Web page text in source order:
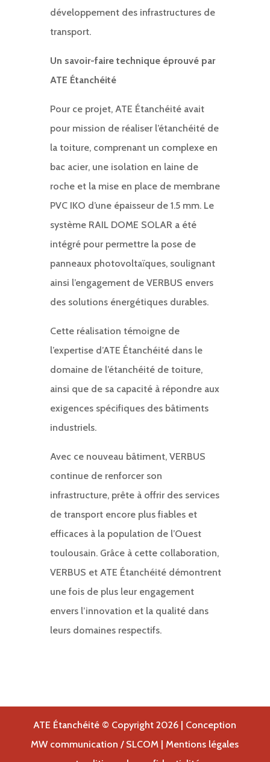
développement des infrastructures de
transport.
Un savoir-faire technique éprouvé par
ATE Étanchéité
Pour ce projet, ATE Étanchéité avait
pour mission de réaliser l’étanchéité de
la toiture, comprenant un complexe en
bac acier, une isolation en laine de
roche et la mise en place de membrane
PVC IKO d’une épaisseur de 1.5 mm. Le
système RAIL DOME SOLAR a été
intégré pour permettre la pose de
panneaux photovoltaïques, soulignant
ainsi l’engagement de VERBUS envers
des solutions énergétiques durables.
Cette réalisation témoigne de
l’expertise d’ATE Étanchéité dans le
domaine de l’étanchéité de toiture,
ainsi que de sa capacité à répondre aux
exigences spécifiques des bâtiments
industriels.
Avec ce nouveau bâtiment, VERBUS
continue de renforcer son
infrastructure, prête à offrir des services
de transport encore plus fiables et
efficaces à la population de l’Ouest
toulousain. Grâce à cette collaboration,
VERBUS et ATE Étanchéité démontrent
une fois de plus leur engagement
envers l’innovation et la qualité dans
leurs domaines respectifs.
ATE Étanchéité © Copyright2026 | Conception
MW communication / SLCOM |Mentions légales